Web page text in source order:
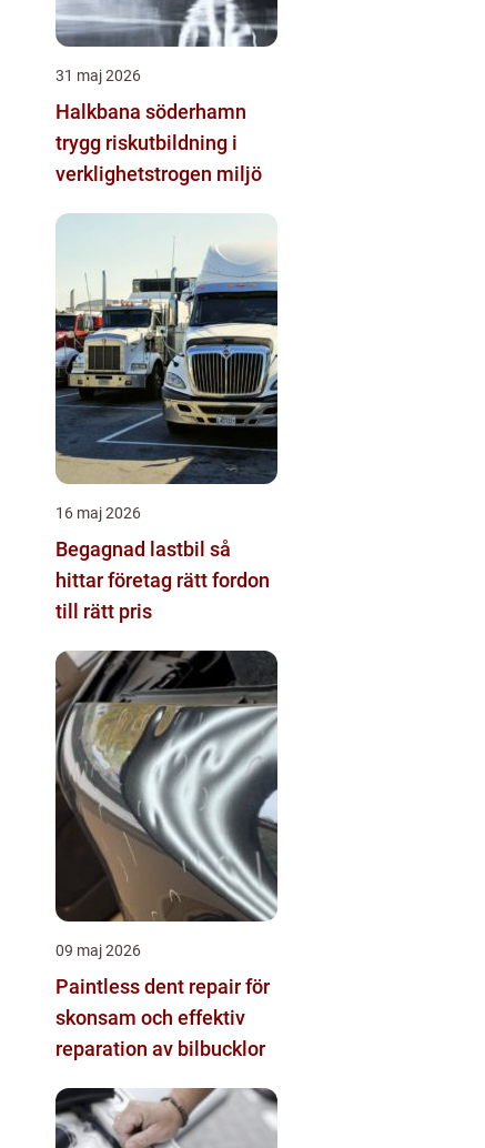
31 maj 2026
Halkbana söderhamn
trygg riskutbildning i
verklighetstrogen miljö
16 maj 2026
Begagnad lastbil så
hittar företag rätt fordon
till rätt pris
09 maj 2026
Paintless dent repair för
skonsam och effektiv
reparation av bilbucklor